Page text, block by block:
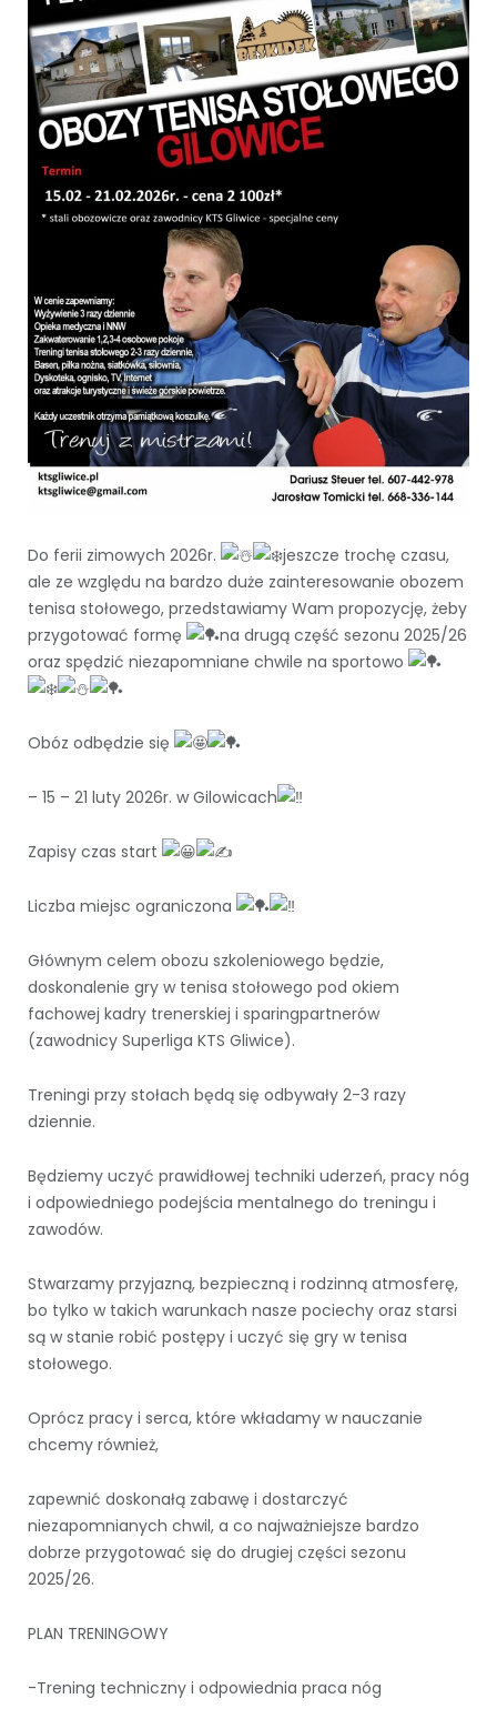
Do ferii zimowych 2026r.
jeszcze trochę czasu,
ale ze względu na bardzo duże zainteresowanie obozem
tenisa stołowego, przedstawiamy Wam propozycję, żeby
przygotować formę
na drugą część sezonu 2025/26
oraz spędzić niezapomniane chwile na sportowo
Obóz odbędzie się
– 15 – 21 luty 2026r. w Gilowicach
Zapisy czas start
Liczba miejsc ograniczona
Głównym celem obozu szkoleniowego będzie,
doskonalenie gry w tenisa stołowego pod okiem
fachowej kadry trenerskiej i sparingpartnerów
(zawodnicy Superliga KTS Gliwice).
Treningi przy stołach będą się odbywały 2-3 razy
dziennie.
Będziemy uczyć prawidłowej techniki uderzeń, pracy nóg
i odpowiedniego podejścia mentalnego do treningu i
zawodów.
Stwarzamy przyjazną, bezpieczną i rodzinną atmosferę,
bo tylko w takich warunkach nasze pociechy oraz starsi
są w stanie robić postępy i uczyć się gry w tenisa
stołowego.
Oprócz pracy i serca, które wkładamy w nauczanie
chcemy również,
zapewnić doskonałą zabawę i dostarczyć
niezapomnianych chwil, a co najważniejsze bardzo
dobrze przygotować się do drugiej części sezonu
2025/26.
PLAN TRENINGOWY
-Trening techniczny i odpowiednia praca nóg